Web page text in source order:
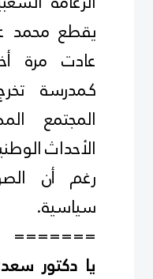
يقطع محمد
عادت مرة
كـمدرسة
المجتمع
الأحداث
رغم أن
سياسية.
=======
يا دكتور